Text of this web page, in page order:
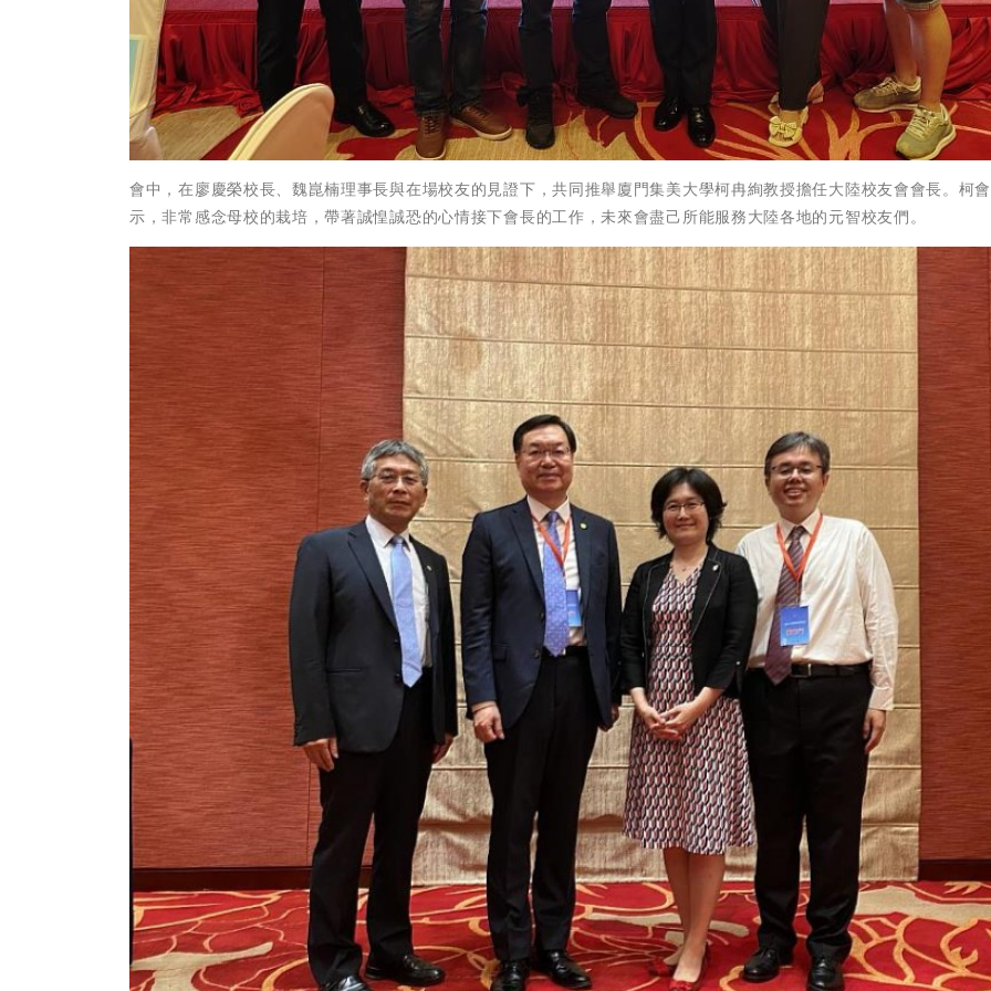
會中，在廖慶榮校長、魏崑楠理事長與在場校友的見證下，共同推舉廈門集美大學柯冉絢教授擔任大陸校友會會長。柯
示，非常感念母校的栽培，帶著誠惶誠恐的心情接下會長的工作，未來會盡己所能服務大陸各地的元智校友們。